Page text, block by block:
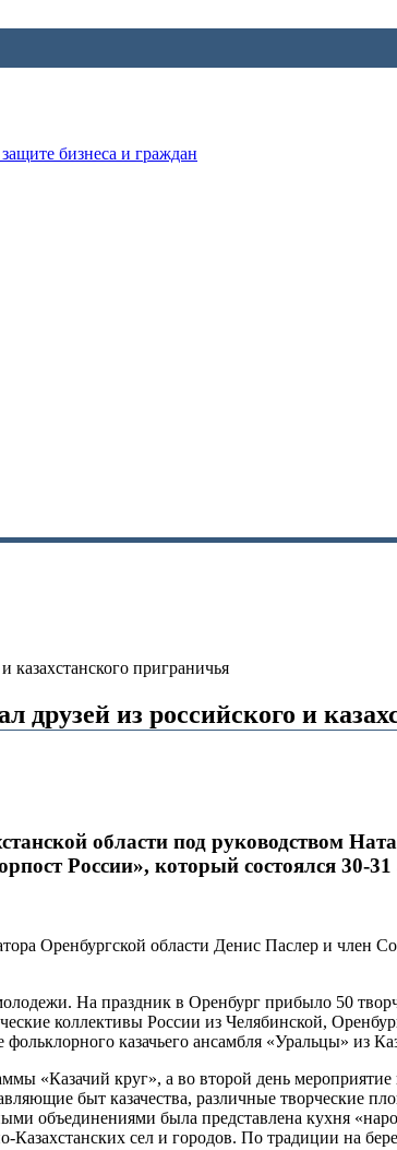
бизнеса и граждан
казахстанского приграничья
из российского и
области под руководством
России», который состоялся 30-31
Оренбургской области Денис Паслер и член
На праздник в Оренбург прибыло 50
коллективы России из Челябинской,
казачьего ансамбля «Уральцы» из
«Казачий круг», а во второй день
быт казачества, различные творческие
объединениями была представлена кухня
сел и городов. По традиции на